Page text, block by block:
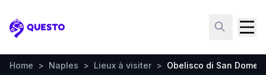
Questo
Home > Naples > Lieux à visiter > Obelisco di San